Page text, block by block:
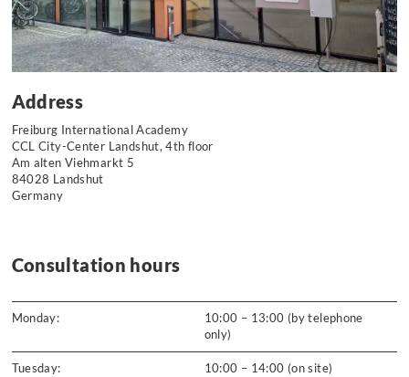
Address
Freiburg International Academy
CCL City-Center Landshut, 4th floor
Am alten Viehmarkt 5
84028 Landshut
Germany
Consultation hours
Monday:
10:00 – 13:00 (by telephone
only)
Tuesday: 10:00 – 14:00 (on site)